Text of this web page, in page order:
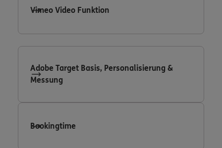
Vimeo Video Funktion
Adobe Target Basis, Personalisierung &
Messung
Bookingtime